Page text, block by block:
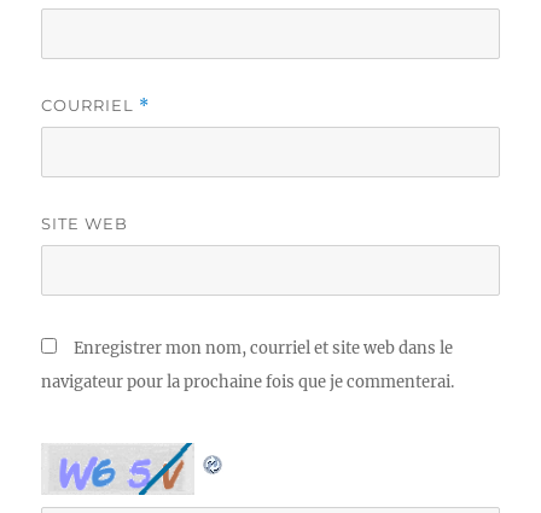
COURRIEL *
SITE WEB
Enregistrer mon nom, courriel et site web dans le
navigateur pour la prochaine fois que je commenterai.